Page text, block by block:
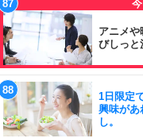
アニメや
びしっと
1日限定
興味があ
し。